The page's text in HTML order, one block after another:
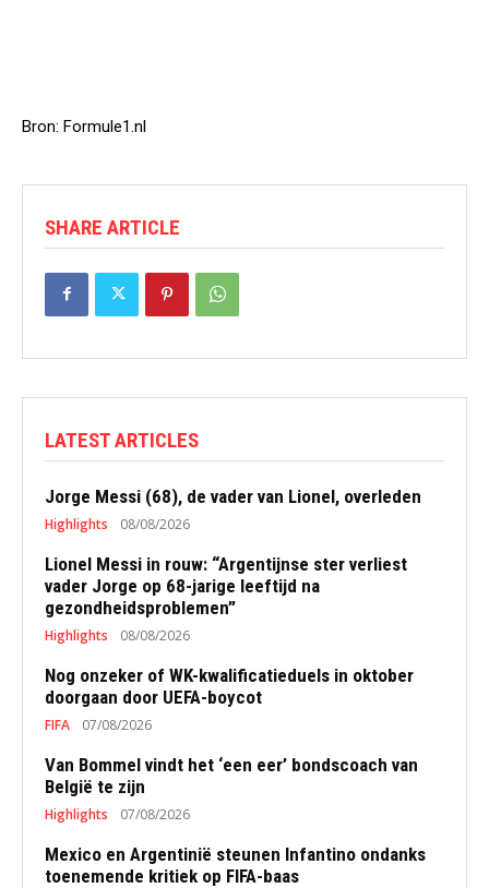
Bron: Formule1.nl
SHARE ARTICLE
LATEST ARTICLES
Jorge Messi (68), de vader van Lionel, overleden
Highlights 08/08/2026
Lionel Messi in rouw: “Argentijnse ster verliest
vader Jorge op 68-jarige leeftijd na
gezondheidsproblemen”
Highlights 08/08/2026
Nog onzeker of WK-kwalificatieduels in oktober
doorgaan door UEFA-boycot
FIFA 07/08/2026
Van Bommel vindt het ‘een eer’ bondscoach van
België te zijn
Highlights 07/08/2026
Mexico en Argentinië steunen Infantino ondanks
toenemende kritiek op FIFA-baas